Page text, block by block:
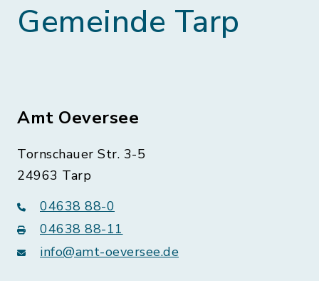
Gemeinde Tarp
Amt Oeversee
Tornschauer Str. 3-5
24963 Tarp
04638 88-0
04638 88-11
info@amt-oeversee.de